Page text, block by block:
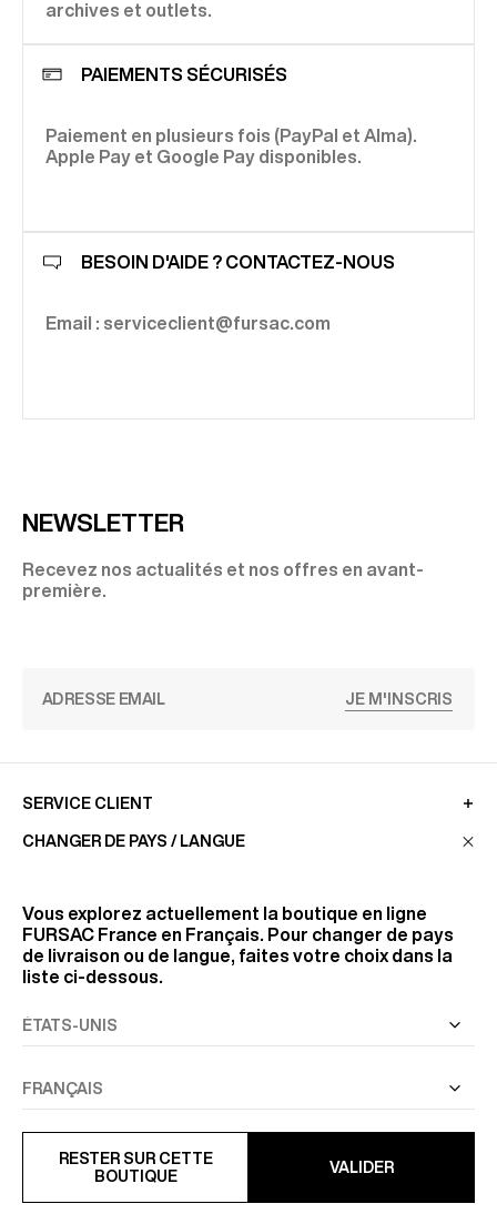
archives et outlets.
PAIEMENTS SÉCURISÉS
Paiement en plusieurs fois (PayPal et Alma).
Apple Pay et Google Pay disponibles.
BESOIN D'AIDE ? CONTACTEZ-NOUS
Email : serviceclient@fursac.com
NEWSLETTER
Recevez nos actualités et nos offres en avant-
première.
JE M'INSCRIS
SERVICE CLIENT
RETROUVEZ-NOUS
SUIVEZ-NOUS
CHANGER DE PAYS / LANGUE
Vous explorez actuellement la boutique en ligne
FURSAC France en Français. Pour changer de pays
de livraison ou de langue, faites votre choix dans la
liste ci-dessous.
RESTER SUR CETTE
BOUTIQUE
VALIDER